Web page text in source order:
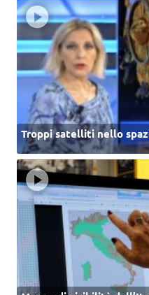
Troppi satelliti nello